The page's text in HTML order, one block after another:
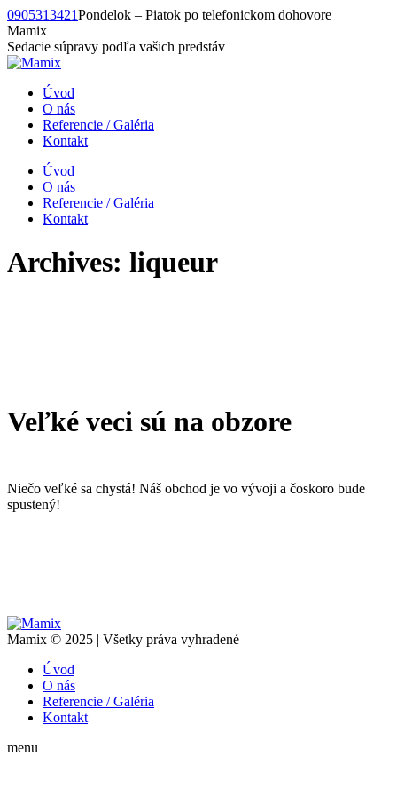
Skip
to
content
0905313421Pondelok – Piatok po telefonickom dohovore
Mamix
Sedacie súpravy podľa vašich predstáv
Úvod
O nás
Referencie / Galéria
Kontakt
Úvod
O nás
Referencie / Galéria
Kontakt
Archives: liqueur
Veľké veci sú na obzore
Niečo veľké sa chystá! Náš obchod je vo vývoji a čoskoro bude
spustený!
Mamix © 2025 | Všetky práva vyhradené
Úvod
O nás
Referencie / Galéria
Kontakt
menu